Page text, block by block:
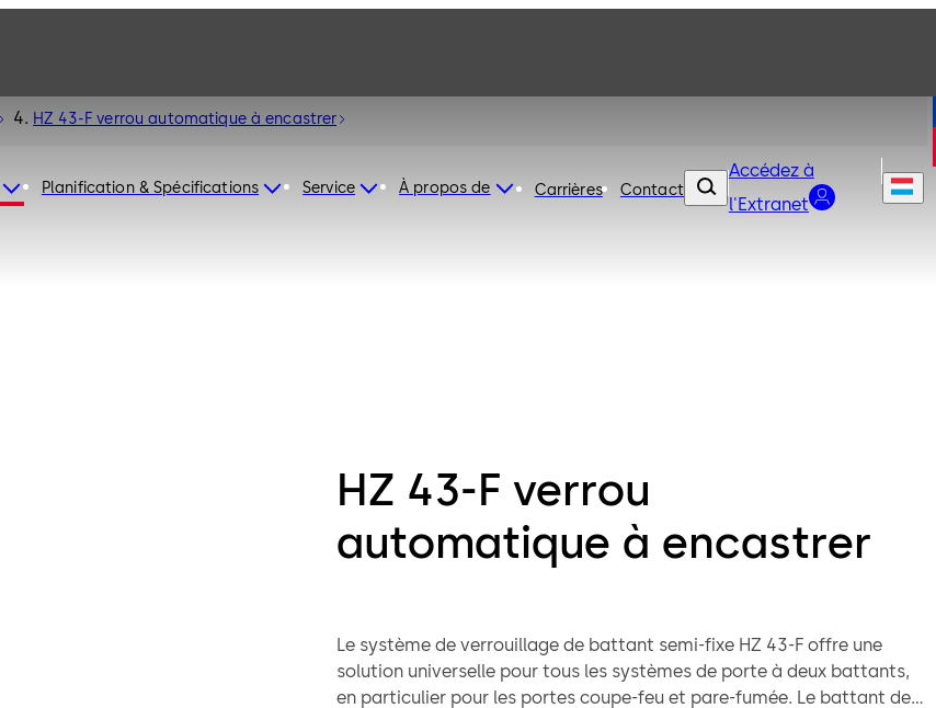
Planification & Spécifications Service À propos de Carrières Contact
Accédez à
l'Extranet
HZ 43-F verrou automatique à encastrer
HZ 43-F verrou
automatique à encastrer
Le système de verrouillage de battant semi-fixe HZ 43-F offre une
solution universelle pour tous les systèmes de porte à deux battants,
en particulier pour les portes coupe-feu et pare-fumée. Le battant de